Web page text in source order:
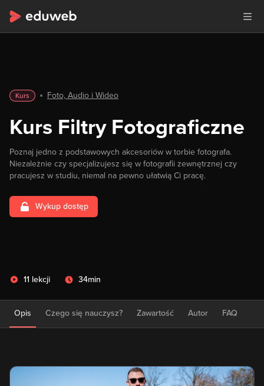
Kurs Foto, Audio i Wideo
Kurs Filtry Fotograficzne
Poznaj jedno z podstawowych akcesoriów w torbie fotografa.
Niezależnie czy specjalizujesz się w fotografii zewnętrznej czy
pracujesz w studiu, niemal na pewno ułatwią Ci pracę.
Wykup dostęp
11 lekcji 34min
Opis Czego się nauczysz? Zawartość Autor FAQ